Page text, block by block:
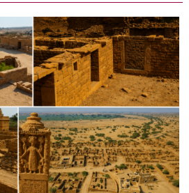
उदयनिधि
स्टालिन
को
रिहा
करने
का
आदेश
दिया;
कोई
न्यायिक
हिरासत
नहीं